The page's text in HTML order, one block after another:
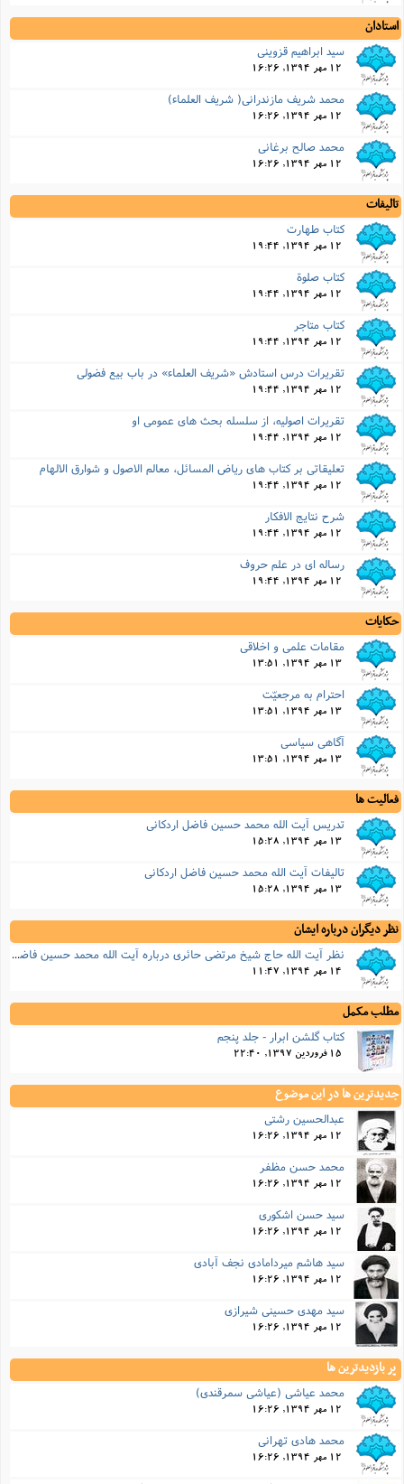
استادان
سید ابراهیم قزوینی
12 مهر 1394, 16:26
محمد شریف مازندرانی( شریف العلماء)
12 مهر 1394, 16:26
محمد صالح برغانی
12 مهر 1394, 16:26
تالیفات
کتاب طهارت
12 مهر 1394, 19:44
کتاب صلوة
12 مهر 1394, 19:44
کتاب متاجر
12 مهر 1394, 19:44
تقریرات درس استادش «شریف العلماء» در باب بیع فضولى
12 مهر 1394, 19:44
تقریرات اصولیه، از سلسله بحث هاى عمومى او
12 مهر 1394, 19:44
تعلیقاتى بر کتاب هاى ریاض المسائل، معالم الاصول و شوارق الالهام
12 مهر 1394, 19:44
شرح نتایج الافکار
12 مهر 1394, 19:44
رساله اى در علم حروف
12 مهر 1394, 19:44
حکایات
مقامات علمى و اخلاقى
13 مهر 1394, 13:51
احترام به مرجعیّت
13 مهر 1394, 13:51
آگاهى سیاسى
13 مهر 1394, 13:51
فعالیت ها
تدریس آیت الله محمد حسین فاضل اردکانی
13 مهر 1394, 15:28
تالیفات آیت الله محمد حسین فاضل اردکانی
13 مهر 1394, 15:28
نظر دیگران درباره ایشان
نظر آیت الله حاج شیخ مرتضى حائرى درباره آیت الله محمد حسین فاضل اردکانی
14 مهر 1394, 11:47
مطلب مکمل
کتاب گلشن ابرار - جلد پنجم
15 فروردین 1397, 22:40
جدیدترین ها در این موضوع
عبدالحسین رشتی
12 مهر 1394, 16:26
محمد حسن مظفر
12 مهر 1394, 16:26
سید حسن اشکوری
12 مهر 1394, 16:26
سید هاشم میردامادی نجف آبادی
12 مهر 1394, 16:26
سید مهدی حسینی شیرازی
12 مهر 1394, 16:26
پر بازدیدترین ها
محمد عیاشی (عیاشی سمرقندی)
12 مهر 1394, 16:26
محمد هادی تهرانی
12 مهر 1394, 16:26